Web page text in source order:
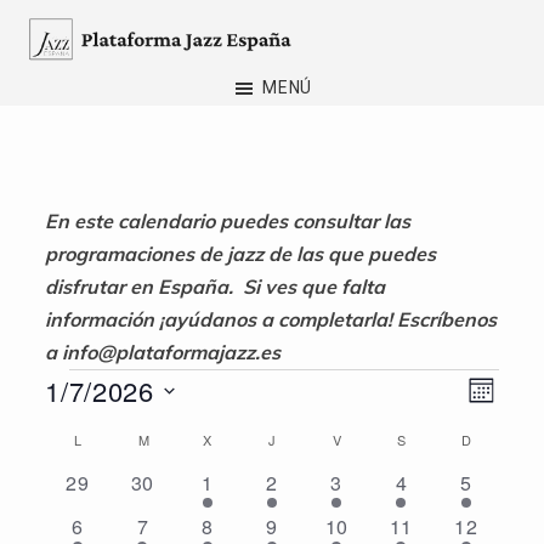
Saltar
MENÚ
En este calendario puedes consultar las
programaciones de jazz de las que puedes
disfrutar en España. Si ves que falta
información ¡ayúdanos a completarla! Escríbenos
a info@plataformajazz.es
Eventos
N
a
v
e
N
M
E
1/7/2026
L MMARTESX MIÉRCOLES
J VVIERNESSSÁBADO DDOMINGO
0
29
0
30
1
e
1
2
e
2
3
e
3
4
e
4
4
e
5
3
6
3
7
3
8
3
9
3
10
3
11
3
12